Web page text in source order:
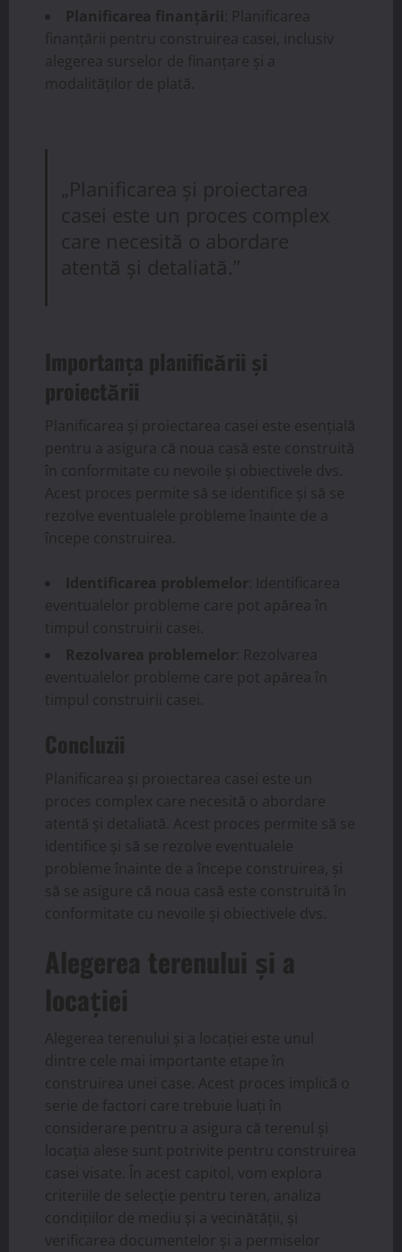
Planificarea finanțării : Planificarea
finanțării pentru construirea casei, inclusiv
alegerea surselor de finanțare și a
modalităților de plată.
„Planificarea și proiectarea
casei este un proces complex
care necesită o abordare
atentă și detaliată.”
Importanța planificării și
proiectării
Planificarea și proiectarea casei este esențială
pentru a asigura că noua casă este construită
în conformitate cu nevoile și obiectivele dvs.
Acest proces permite să se identifice și să se
rezolve eventualele probleme înainte de a
începe construirea.
Identificarea problemelor : Identificarea
eventualelor probleme care pot apărea în
timpul construirii casei.
Rezolvarea problemelor : Rezolvarea
eventualelor probleme care pot apărea în
timpul construirii casei.
Concluzii
Planificarea și proiectarea casei este un
proces complex care necesită o abordare
atentă și detaliată. Acest proces permite să se
identifice și să se rezolve eventualele
probleme înainte de a începe construirea, și
să se asigure că noua casă este construită în
conformitate cu nevoile și obiectivele dvs.
Alegerea terenului și a
locației
Alegerea terenului și a locației este unul
dintre cele mai importante etape în
construirea unei case. Acest proces implică o
serie de factori care trebuie luați în
considerare pentru a asigura că terenul și
locația alese sunt potrivite pentru construirea
casei visate. În acest capitol, vom explora
criteriile de selecție pentru teren, analiza
condițiilor de mediu și a vecinătății, și
verificarea documentelor și a permiselor